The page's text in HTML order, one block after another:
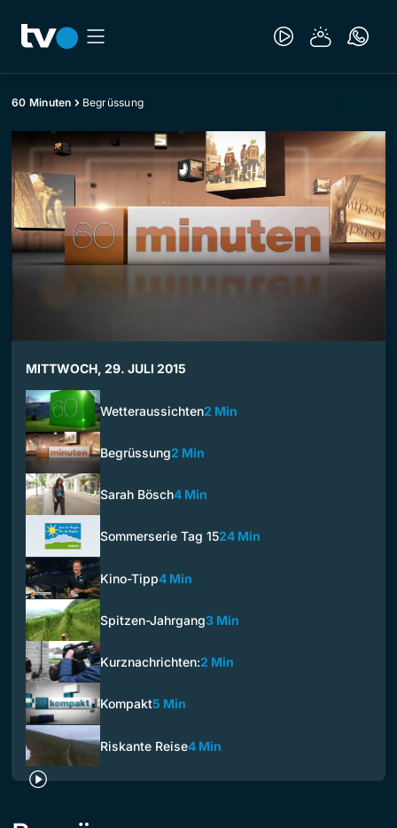
60 Minuten Begrüssung
MITTWOCH, 29. JULI 2015
Wetteraussichten2 Min
Begrüssung2 Min
Sarah Bösch4 Min
Sommerserie Tag 1524 Min
Kino-Tipp4 Min
Spitzen-Jahrgang3 Min
Kurznachrichten:2 Min
Kompakt5 Min
Riskante Reise4 Min